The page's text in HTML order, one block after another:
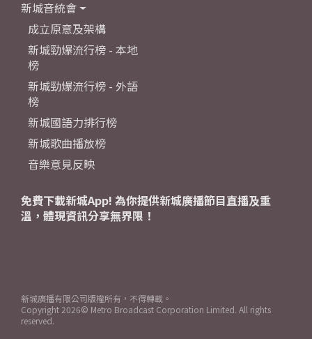
新城音統會
成立原意及架構
新城勁爆流行榜 - 本地
榜
新城勁爆流行榜 - 外語
榜
新城國語力排行榜
新城歌曲播放榜
音樂意見反映
免費下載新城App! 為你提供新城廣播節目直播及重
溫，體現資訊分享無界限！
新城廣播有限公司版權所有，不得轉載。
Copyright 2026© Metro Broadcast Corporation Limited. All rights
reserved.